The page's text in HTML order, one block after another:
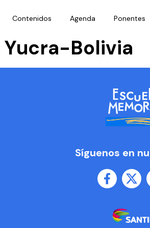
Contenidos Agenda Ponentes
Yucra-Bolivia
Síguenos en